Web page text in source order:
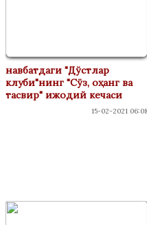
навбатдаги "Дўстлар
клуби"нинг "Сўз, оҳанг ва
тасвир" ижодий кечаси
15-02-2021 06:08